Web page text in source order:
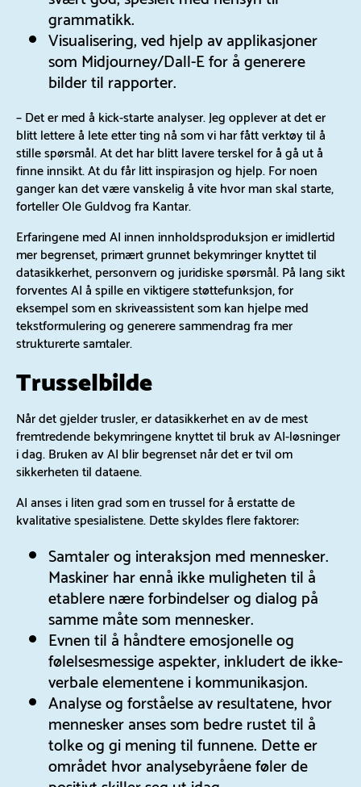
grammatikk.
Visualisering, ved hjelp av applikasjoner
som Midjourney/Dall-E for å generere
bilder til rapporter.
– Det er med å kick-starte analyser. Jeg opplever at det er
blitt lettere å lete etter ting nå som vi har fått verktøy til å
stille spørsmål. At det har blitt lavere terskel for å gå ut å
finne innsikt. At du får litt inspirasjon og hjelp. For noen
ganger kan det være vanskelig å vite hvor man skal starte,
forteller Ole Guldvog fra Kantar.
Erfaringene med AI innen innholdsproduksjon er imidlertid
mer begrenset, primært grunnet bekymringer knyttet til
datasikkerhet, personvern og juridiske spørsmål. På lang sikt
forventes AI å spille en viktigere støttefunksjon, for
eksempel som en skriveassistent som kan hjelpe med
tekstformulering og generere sammendrag fra mer
strukturerte samtaler.
Trusselbilde
Når det gjelder trusler, er datasikkerhet en av de mest
fremtredende bekymringene knyttet til bruk av AI-løsninger
i dag. Bruken av AI blir begrenset når det er tvil om
sikkerheten til dataene.
AI anses i liten grad som en trussel for å erstatte de
kvalitative spesialistene. Dette skyldes flere faktorer:
Samtaler og interaksjon med mennesker.
Maskiner har ennå ikke muligheten til å
etablere nære forbindelser og dialog på
samme måte som mennesker.
Evnen til å håndtere emosjonelle og
følelsesmessige aspekter, inkludert de ikke-
verbale elementene i kommunikasjon.
Analyse og forståelse av resultatene, hvor
mennesker anses som bedre rustet til å
tolke og gi mening til funnene. Dette er
området hvor analysebyråene føler de